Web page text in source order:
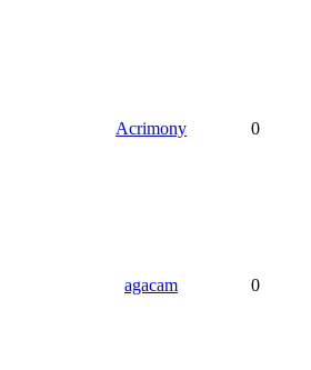
Acrimony 0
agacam 0